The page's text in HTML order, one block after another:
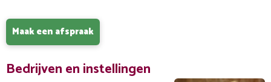
Maak een afspraak
Bedrijven en instellingen